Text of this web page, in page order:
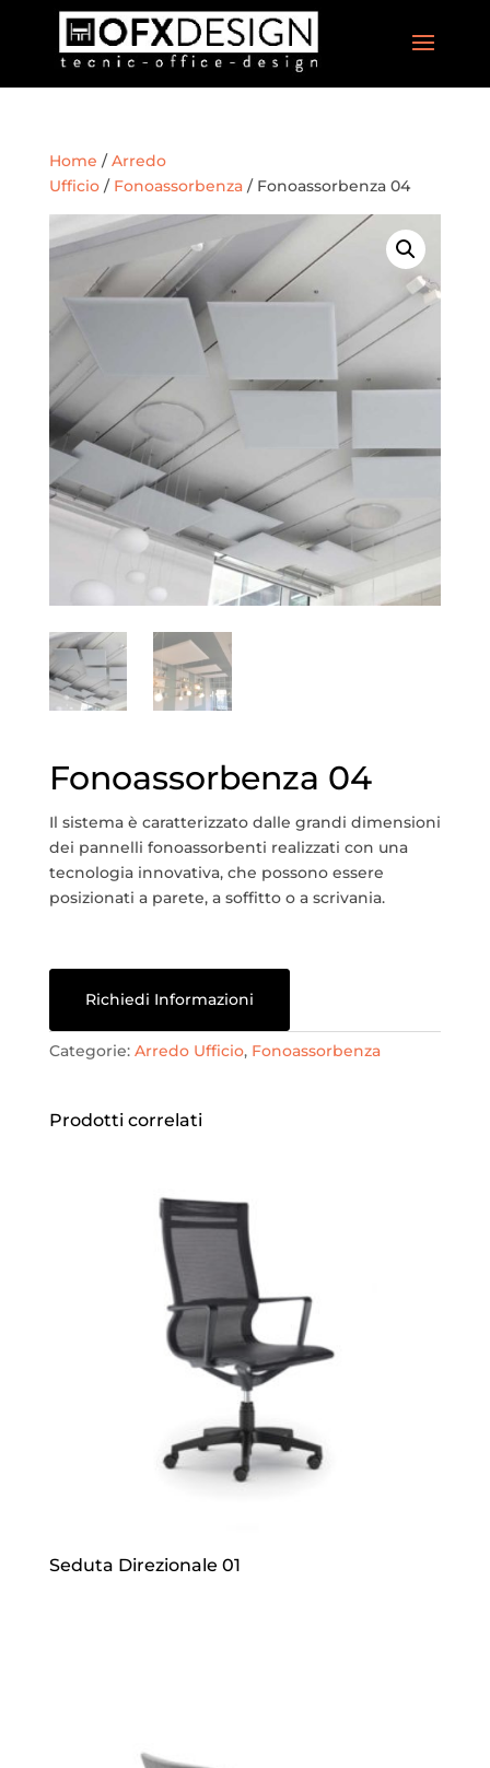
Home /Arredo
Ufficio/ Fonoassorbenza/ Fonoassorbenza 04
Fonoassorbenza 04
Il sistema è caratterizzato dalle grandi dimensioni
dei pannelli fonoassorbenti realizzati con una
tecnologia innovativa, che possono essere
posizionati a parete, a soffitto o a scrivania.
Richiedi Informazioni
Categorie: Arredo Ufficio, Fonoassorbenza
Prodotti correlati
Seduta Direzionale 01